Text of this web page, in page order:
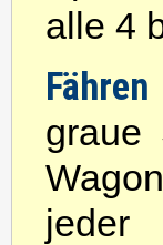
alle 4
Fähren
graue
jeder